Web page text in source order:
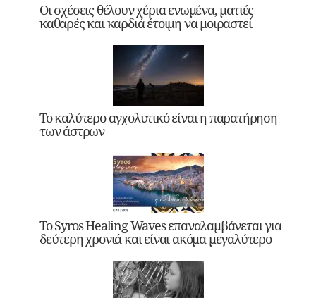
Οι σχέσεις θέλουν χέρια ενωμένα, ματιές
καθαρές και καρδιά έτοιμη να μοιραστεί
Το καλύτερο αγχολυτικό είναι η παρατήρηση
των άστρων
Το Syros Healing Waves επαναλαμβάνεται για
δεύτερη χρονιά και είναι ακόμα μεγαλύτερο